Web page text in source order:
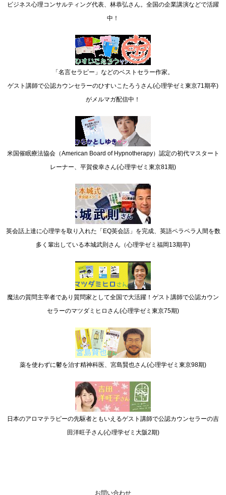
ビジネス心理コンサルティング代表、林恭弘さん。全国の企業講演などで活躍
中！
「名言セラピー」などのベストセラー作家。
ゲスト講師で公認カウンセラーのひすいこたろうさん(心理学ゼミ東京71期卒)
がメルマガ配信中！
米国催眠療法協会（American Board of Hypnotherapy）認定の初代マスタート
レーナー、平賀俊幸さん(心理学ゼミ東京81期)
英会話上達に心理学を取り入れた「EQ英会話」を完成、英語ペラペラ人間を数
多く輩出している本城武則さん（心理学ゼミ福岡13期卒)
魔法の質問主宰者であり質問家として全国で大活躍！ゲスト講師で公認カウン
セラーのマツダミヒロさん(心理学ゼミ東京75期)
薬を使わずに鬱を治す精神科医、宮島賢也さん(心理学ゼミ東京98期)
日本のアロマテラピーの先駆者ともいえるゲスト講師で公認カウンセラーの吉
田洋旺子さん(心理学ゼミ大阪2期)
お問い合わせ